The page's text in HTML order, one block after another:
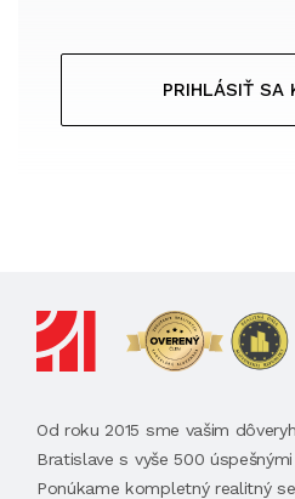
PRIHLÁSIŤ SA
Od roku 2015 sme vašim
Bratislave s vyše 500
Ponúkame kompletný realitný